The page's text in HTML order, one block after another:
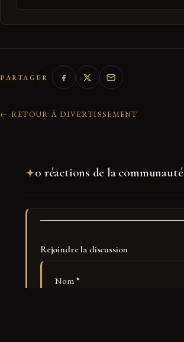
PARTAGER
← RETOUR À DIVERTISSEMENT
0 réactions de la communauté
Rejoindre la discussion
Nom *